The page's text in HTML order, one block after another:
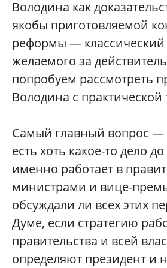
Володина как
якобы приготовляемой
реформы — классический
желаемого за
попробуем рассмотреть
Володина с практической
Самый главный вопрос —
есть хоть какое-то дело до
именно работает в
министрами и вице-
обсуждали ли всех этих
Думе, если стратегию
правительства и всей
определяют президент и